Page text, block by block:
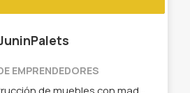
EMPRENDEDORES